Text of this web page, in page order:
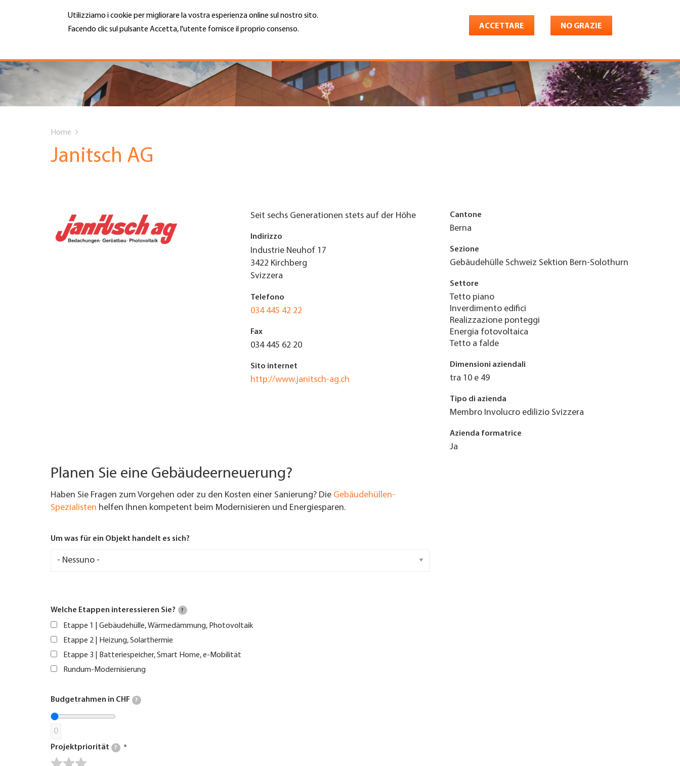
Utilizziamo i cookie per migliorare la vostra esperienza online sul nostro sito.
Facendo clic sul pulsante Accetta, l'utente fornisce il proprio consenso.
ACCETTARE NO GRAZIE
Hauptnavigation
CHI SIAMO
SERVIZI
DATE EVENTI
CARRIERA E LAVORO
TROVARE AZIENDA
MENU Cerca
Top
Menu
are
Home
Janitsch AG
Seit sechs Generationen stets auf der Höhe
Indirizzo
Industrie Neuhof 17
3422 Kirchberg
Svizzera
Telefono
034 445 42 22
Fax
034 445 62 20
Sito internet
http://www.janitsch-ag.ch
Cantone
Berna
Sezione
Gebäudehülle Schweiz Sektion Bern-Solothurn
Settore
Tetto piano
Inverdimento edifici
Realizzazione ponteggi
Energia fotovoltaica
Tetto a falde
Dimensioni aziendali
tra 10 e 49
Tipo di azienda
Membro Involucro edilizio Svizzera
Azienda formatrice
Ja
Planen Sie eine Gebäudeerneuerung?
Haben Sie Fragen zum Vorgehen oder zu den Kosten einer Sanierung? Die Gebäudehüllen-
Spezialisten helfen Ihnen kompetent beim Modernisieren und Energiesparen.
Um was für ein Objekt handelt es sich?
Welche Etappen interessieren Sie? ?
Etappe 1 | Gebäudehülle, Wärmedämmung, Photovoltaik
Etappe 2 | Heizung, Solarthermie
Etappe 3 | Batteriespeicher, Smart Home, e-Mobilität
Rundum-Modernisierung
Budgetrahmen in CHF ?
0
Projektpriorität ?